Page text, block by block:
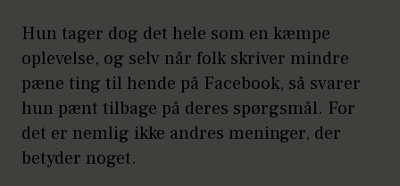
Hun tager dog det hele som en kæmpe
oplevelse, og selv når folk skriver mindre
pæne ting til hende på Facebook, så svarer
hun pænt tilbage på deres spørgsmål. For
det er nemlig ikke andres meninger, der
betyder noget.